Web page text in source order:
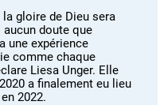
gloire de Dieu sera
aucun doute que
une expérience
comme chaque
Liesa Unger. Elle
a finalement eu lieu
2022.